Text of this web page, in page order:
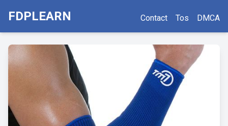
FDPLEARN Contact Tos DMCA